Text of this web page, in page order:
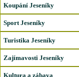
Koupání Jeseníky
Sport Jeseníky
Turistika Jeseníky
Zajímavosti Jeseníky
Kultura a zábava